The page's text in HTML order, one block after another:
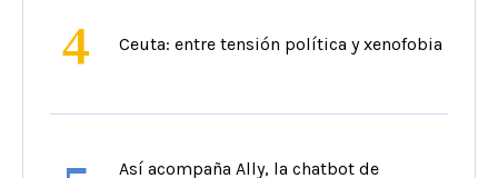
4 Ceuta: entre tensión política y xenofobia
Así acompaña Ally, la chatbot de